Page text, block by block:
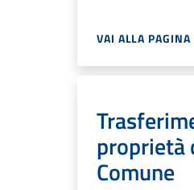
VAI ALLA PAGINA
proprietà
Comune